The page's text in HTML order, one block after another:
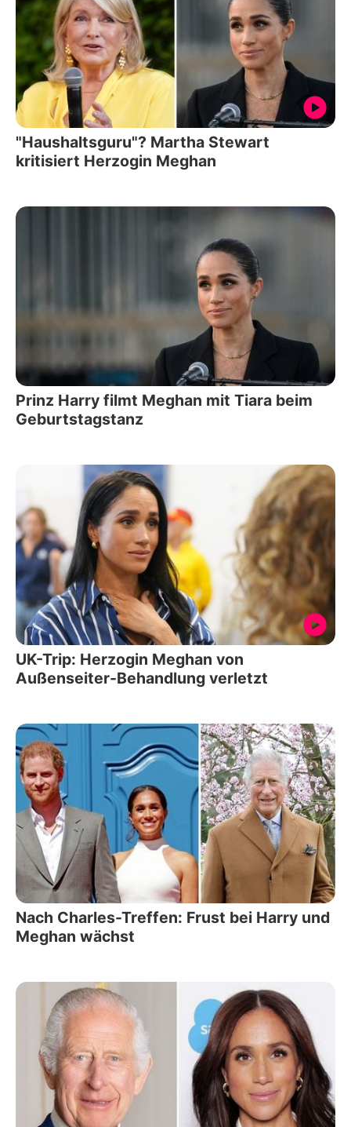
"Haushaltsguru"? Martha Stewart
kritisiert Herzogin Meghan
Prinz Harry filmt Meghan mit Tiara beim
Geburtstagstanz
UK-Trip: Herzogin Meghan von
Außenseiter-Behandlung verletzt
Nach Charles-Treffen: Frust bei Harry und
Meghan wächst